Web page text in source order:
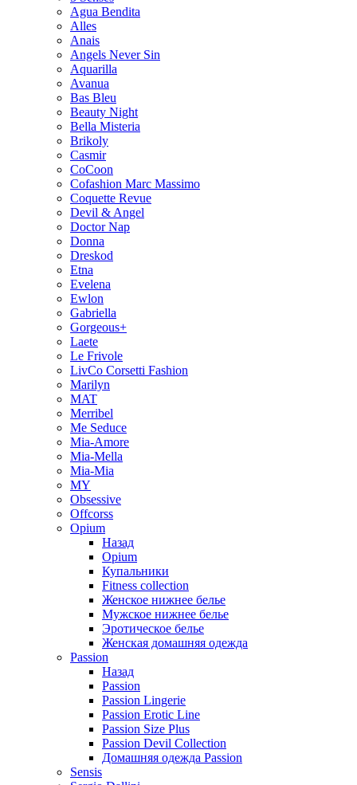
Agua Bendita
Alles
Anais
Angels Never Sin
Aquarilla
Avanua
Bas Bleu
Beauty Night
Bella Misteria
Brikoly
Casmir
CoCoon
Cofashion Marc Massimo
Coquette Revue
Devil & Angel
Doctor Nap
Donna
Dreskod
Etna
Evelena
Ewlon
Gabriella
Gorgeous+
Laete
Le Frivole
LivCo Corsetti Fashion
Marilyn
MAT
Merribel
Me Seduce
Mia-Amore
Mia-Mella
Mia-Mia
MY
Obsessive
Offcorss
Opium
Назад
Opium
Купальники
Fitness collection
Женское нижнее белье
Мужское нижнее белье
Эротическое белье
Женская домашняя одежда
Passion
Назад
Passion
Passion Lingerie
Passion Erotic Line
Passion Size Plus
Passion Devil Collection
Домашняя одежда Passion
Sensis